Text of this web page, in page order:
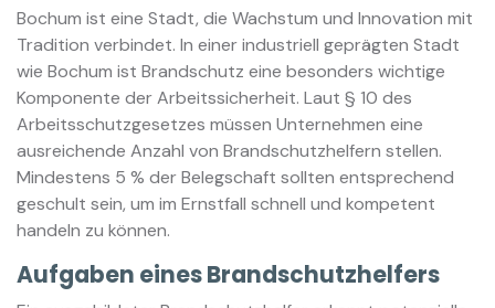
Bochum ist eine Stadt, die Wachstum und Innovation mit
Tradition verbindet. In einer industriell geprägten Stadt
wie Bochum ist Brandschutz eine besonders wichtige
Komponente der Arbeitssicherheit. Laut § 10 des
Arbeitsschutzgesetzes müssen Unternehmen eine
ausreichende Anzahl von Brandschutzhelfern stellen.
Mindestens 5 % der Belegschaft sollten entsprechend
geschult sein, um im Ernstfall schnell und kompetent
handeln zu können.
Aufgaben eines Brandschutzhelfers